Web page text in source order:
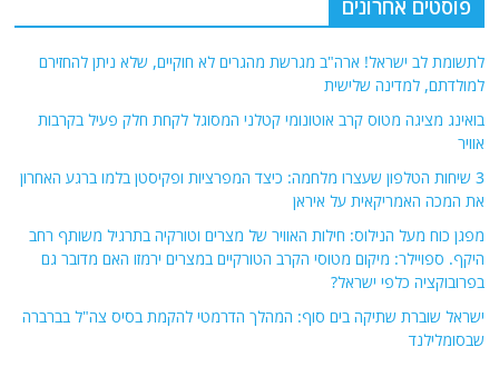
פוסטים אחרונים
לתשומת לב ישראל! ארה"ב מגרשת מהגרים לא חוקיים, שלא ניתן להחזירם
למולדתם, למדינה שלישית
בואינג מציגה מטוס קרב אוטונומי קטלני המסוגל לקחת חלק פעיל בקרבות
אוויר
3 שיחות הטלפון שעצרו מלחמה: כיצד המפרציות ופקיסטן בלמו ברגע האחרון
את המכה האמריקאית על איראן
מפגן כוח מעל הנילוס: חילות האוויר של מצרים וטורקיה בתרגיל משותף רחב
היקף. ספויילר: מיקום מטוסי הקרב הטורקיים במצרים ירמזו האם מדובר גם
בפרובוקציה כלפי ישראל?
ישראל שוברת שתיקה בים סוף: המהלך הדרמטי להקמת בסיס צה"ל בברברה
שבסומלילנד